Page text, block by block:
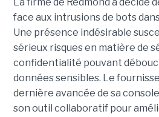
La firme de Redmond a décidé
face aux intrusions de bots
Une présence indésirable
sérieux risques en matière de
confidentialité pouvant
données sensibles. Le
dernière avancée de sa
son outil collaboratif pour